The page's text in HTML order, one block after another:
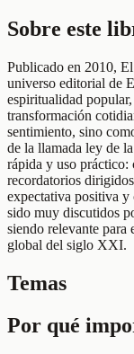
Sobre este
Publicado en 2010,
universo editorial de
espiritualidad
transformación
sentimiento, sino
de la llamada ley de
rápida y uso práctico:
recordatorios
expectativa positiva y
sido muy discutidos
siendo relevante para
global del siglo XXI.
Temas
Por qué